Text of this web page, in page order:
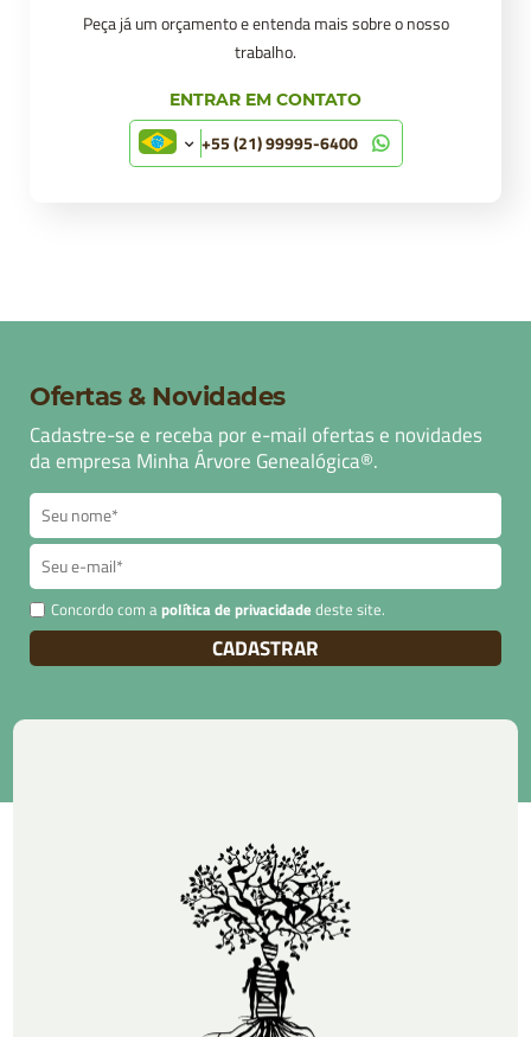
Peça já um orçamento e entenda mais sobre o nosso
trabalho.
ENTRAR EM CONTATO
+55 (21) 99995-6400
Ofertas & Novidades
Cadastre-se e receba por e-mail ofertas e novidades
da empresa Minha Árvore Genealógica®.
Concordo com apolítica de privacidade deste site.